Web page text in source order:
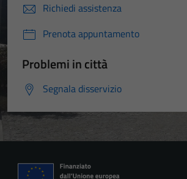
Richiedi assistenza
Prenota appuntamento
Problemi in città
Segnala disservizio